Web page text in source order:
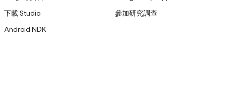
下載 Studio
Android NDK
參加研究調查